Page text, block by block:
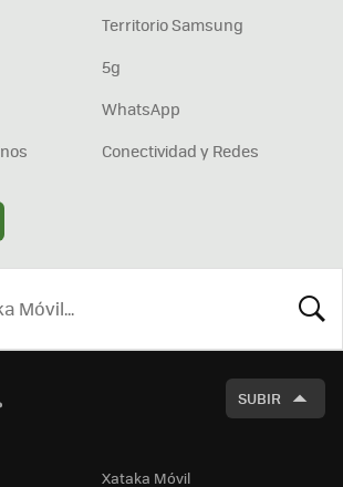
Territorio Samsung
5g
WhatsApp
Conectividad y Redes
SUBIR
Xataka Móvil